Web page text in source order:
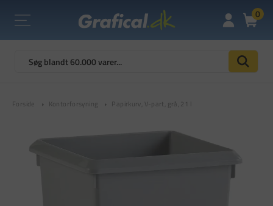
0
Forside Kontorforsyning Papirkurv, V-part, grå, 21 l